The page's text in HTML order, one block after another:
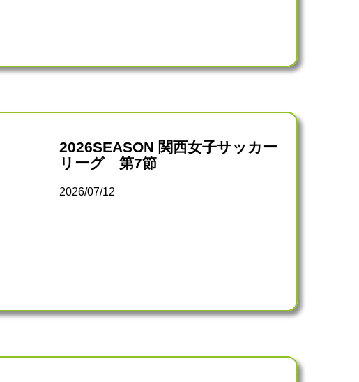
2026SEASON 関西女子サッカー
リーグ 第7節
2026/07/12